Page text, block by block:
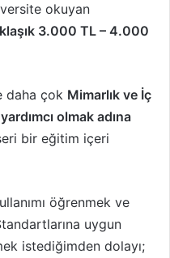
okuyan
3.000 TL – 4.000
daha çok Mimarlık ve İç
olmak adına
bir eğitim içeri
öğrenmek ve
uygun
istediğimden dolayı;